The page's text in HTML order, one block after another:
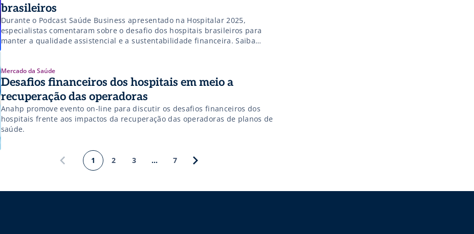
brasileiros
Durante o Podcast Saúde Business apresentado na Hospitalar 2025,
especialistas comentaram sobre o desafio dos hospitais brasileiros para
manter a qualidade assistencial e a sustentabilidade financeira. Saiba
detalhes!
Mercado da Saúde
Desafios financeiros dos hospitais em meio a
recuperação das operadoras
Anahp promove evento on-line para discutir os desafios financeiros dos
hospitais frente aos impactos da recuperação das operadoras de planos de
saúde.
1 2 3 … 7